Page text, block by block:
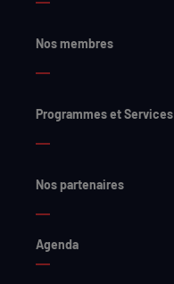
Nos membres
Programmes et Services
Nos partenaires
Agenda